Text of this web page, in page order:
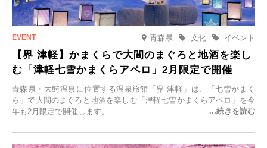
青森県 イベント
文化
【界 津軽】かまくらで大間のまぐろと地酒を楽し
む「津軽七雪かまくらアペロ」2月限定で開催
青森県・大鰐温泉に位置する温泉旅館「界 津軽」は、「七雪かまく
ら」で大間のまぐろと地酒を楽しむ「津軽七雪かまくらアペロ」を今
年も2月限定で開催します。